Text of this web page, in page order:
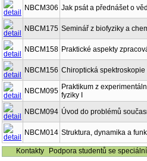
NBCM306 Jak psát a přednášet o
NBCM175 Seminář z biofyziky a
NBCM158 Praktické aspekty
NBCM156 Chiroptická spektroskopie
NBCM095 Praktikum z
fyziky I
NBCM094 Úvod do problémů
NBCM014 Struktura, dynamika a
Kontakty
Podpora studentů se